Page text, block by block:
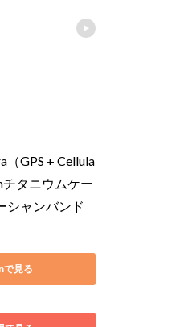
（GPS + Cellula
タニウムケー
シャンバンド
で見る